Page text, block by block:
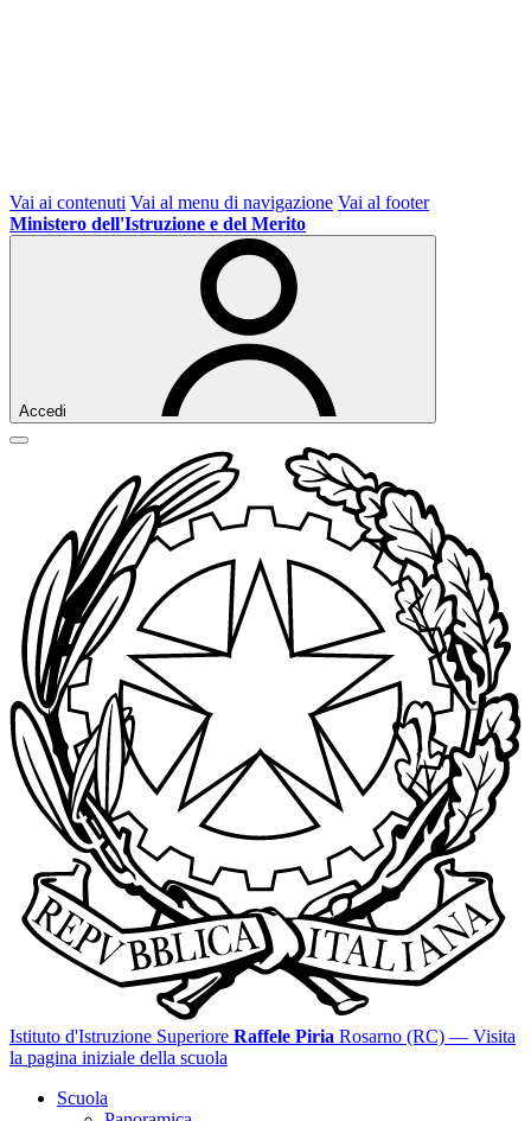
Vai ai contenuti Vai al menu di navigazione Vai al footer
Ministero dell'Istruzione e del Merito
Accedi
Istituto d'Istruzione Superiore Raffele Piria Rosarno (RC) — Visita
la pagina iniziale della scuola
Scuola